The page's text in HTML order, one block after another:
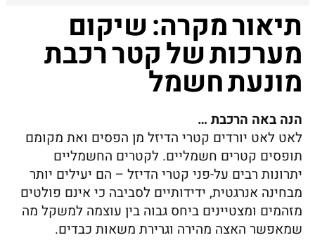
תיאור מקרה: שיקום
מערכות של קטר רכבת
מונעת חשמל
הנה באה הרכבת …
לאט לאט יורדים קטרי הדיזל מן הפסים ואת מקומם
תופסים קטרים חשמליים. לקטרים החשמליים
יתרונות רבים על-פני קטרי הדיזל – הם יעילים יותר
מבחינה אנרגטית, ידידותיים לסביבה כי אינם פולטים
מזהמים ומצטיינים ביחס גבוה בין עוצמה למשקל מה
שמאפשר האצה מהירה וגרירת משאות כבדים.